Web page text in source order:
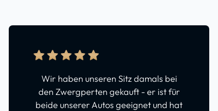
Wir haben unseren Sitz damals bei
den Zwergperten gekauft - er ist für
beide unserer Autos geeignet und hat